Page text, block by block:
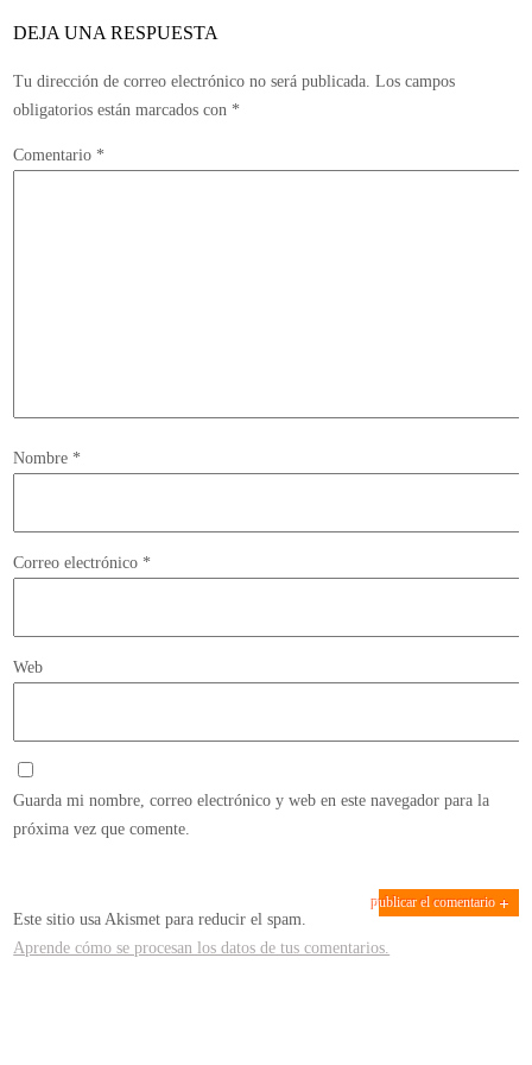
DEJA UNA RESPUESTA
Tu dirección de correo electrónico no será publicada. Los campos
obligatorios están marcados con *
Comentario *
Nombre *
Correo electrónico *
Web
Guarda mi nombre, correo electrónico y web en este navegador para la
próxima vez que comente.
Este sitio usa Akismet para reducir el spam.
Aprende cómo se procesan los datos de tus comentarios.